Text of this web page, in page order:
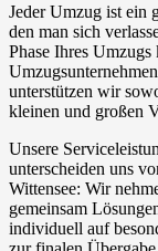
Jeder Umzug ist ein
den man sich
Phase Ihres
unterstützen wir
kleinen und großen
Unsere
unterscheiden uns
Wittensee: Wir
gemeinsam
individuell auf